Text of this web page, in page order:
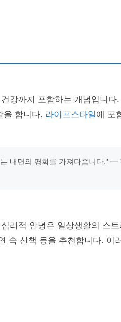
강까지 포함하는 개념입니다.
을 합니다. 라이프스타일에 포
내면의 평화를 가져다줍니다." —
리적 안녕은 일상생활의 스
속 산책 등을 추천합니다. 이